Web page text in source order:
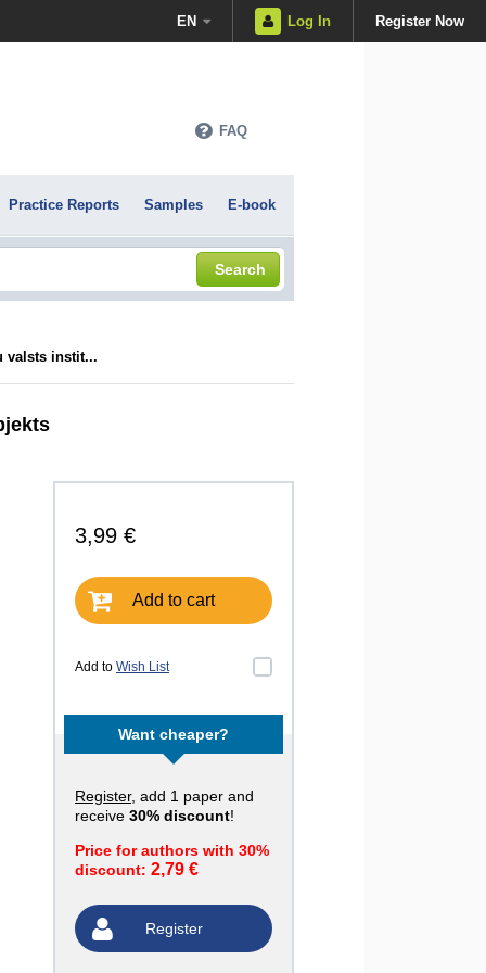
EN Log In Register Now
FAQ
Practice Reports Samples E-book
Search
valsts instit...
3,99 €
Add to cart
Add to Wish List
Want cheaper?
Register, add 1 paper and
receive 30% discount!
Price for authors with 30%
discount: 2,79 €
Register